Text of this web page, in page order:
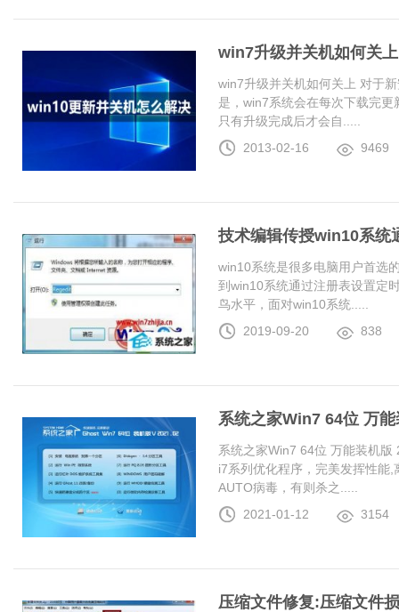
win7升级并关机如何关上
win7升级并关机如何关上 对于
是，win7系统会在每次下载完
只有升级完成后才会自.....
2013-02-16
9469
技术编辑传授win10系统
win10系统是很多电脑用户首选
到win10系统通过注册表设置定
鸟水平，面对win10系统.....
2019-09-20
838
系统之家Win7 64位 万
系统之家Win7 64位 万能装机
i7系列优化程序，完美发挥性能
AUTO病毒，有则杀之.....
2021-01-12
3154
压缩文件修复:压缩文件